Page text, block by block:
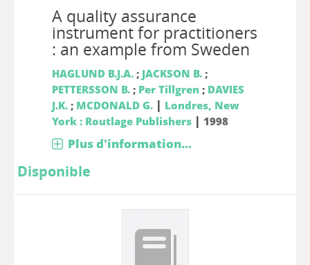
A quality assurance
instrument for practitioners
: an example from Sweden
HAGLUND B.J.A.; JACKSON B.;
PETTERSSON B.; Per Tillgren ; DAVIES
J.K.; MCDONALD G. | Londres, New
York : Routlage Publishers| 1998
Plus d'information...
Disponible